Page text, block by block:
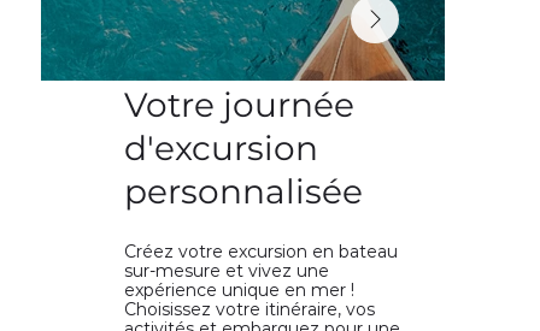
Votre journée
d'excursion
personnalisée
Créez votre excursion en bateau
sur-mesure et vivez une
expérience unique en mer !
Choisissez votre itinéraire, vos